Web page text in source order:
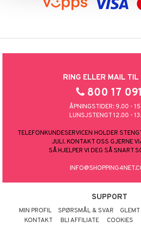
RING ELLER MAIL TIL
800 17 091
ÅPNINGSTIDER: 9.00 -
LUNSJSTENGT 12.00 -
TELEFONKUNDESERVICEN HOLDER
JULI. KONTAKT OSS GJERNE
SÅ HJELPER VI DEG SÅ SNART
SUPPORT
MIN PROFIL SPØRSMÅL & SVAR
KONTAKT
BLI AFFILIATE COOKIES